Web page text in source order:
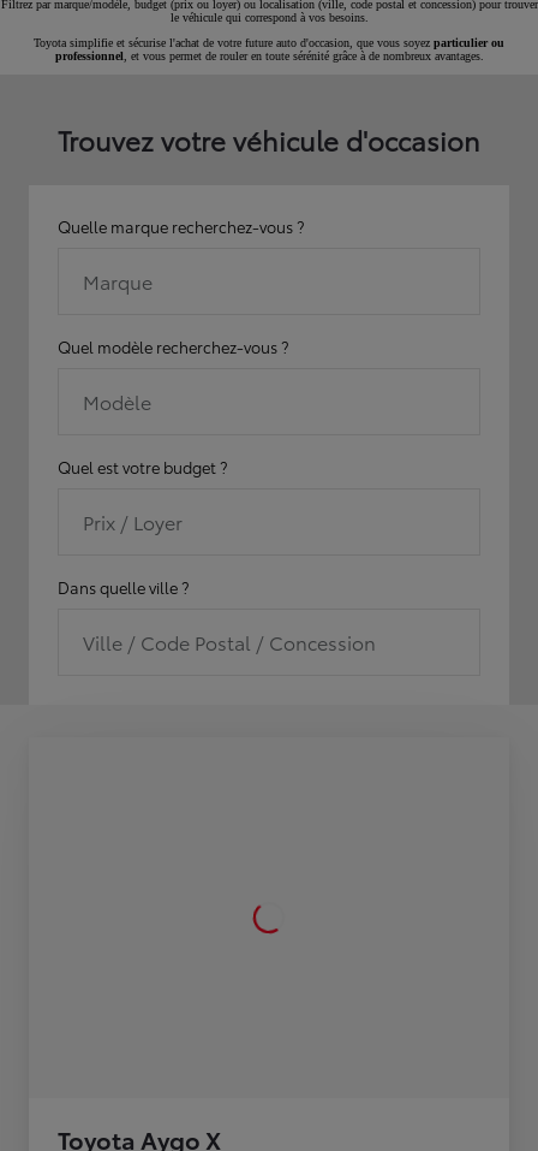
Filtrez par marque/modèle, budget (prix ou loyer) ou localisation (ville, code postal et concession) pour trouver
le véhicule qui correspond à vos besoins.
Toyota simplifie et sécurise l'achat de votre future auto d'occasion, que vous soyez particulier ou
professionnel , et vous permet de rouler en toute sérénité grâce à de nombreux avantages.
Trouvez votre véhicule d'occasion
Quelle marque recherchez-vous ?
Marque
Quel modèle recherchez-vous ?
Modèle
Quel est votre budget ?
Prix / Loyer
Dans quelle ville ?
Ville / Code Postal / Concession
Toyota Aygo X